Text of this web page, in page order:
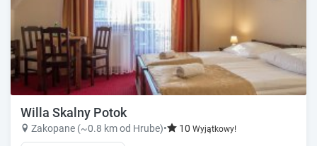
Willa Skalny Potok
Zakopane (~0.8 km od Hrube)• 10 Wyjątkowy!